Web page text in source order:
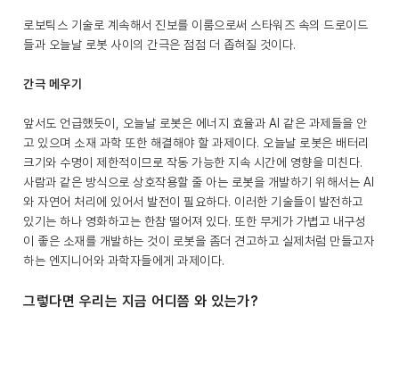
로보틱스 기술로 계속해서 진보를 이룸으로써 스타워즈 속의 드로이드
들과 오늘날 로봇 사이의 간극은 점점 더 좁혀질 것이다.
간극 메우기
앞서도 언급했듯이, 오늘날 로봇은 에너지 효율과 AI 같은 과제들을 안
고 있으며 소재 과학 또한 해결해야 할 과제이다. 오늘날 로봇은 배터리
크기와 수명이 제한적이므로 작동 가능한 지속 시간에 영향을 미친다.
사람과 같은 방식으로 상호작용할 줄 아는 로봇을 개발하기 위해서는 AI
와 자연어 처리에 있어서 발전이 필요하다. 이러한 기술들이 발전하고
있기는 하나 영화하고는 한참 떨어져 있다. 또한 무게가 가볍고 내구성
이 좋은 소재를 개발하는 것이 로봇을 좀더 견고하고 실제처럼 만들고자
하는 엔지니어와 과학자들에게 과제이다.
그렇다면 우리는 지금 어디쯤 와 있는가?